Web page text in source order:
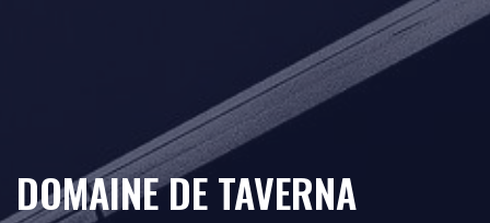
DOMAINE DE TAVERNA